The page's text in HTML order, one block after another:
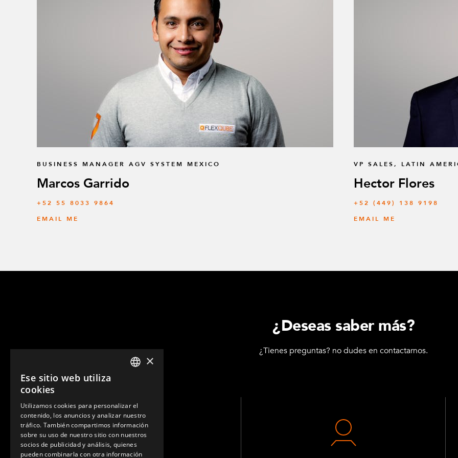
BUSINESS MANAGER AGV SYSTEM MEXICO
Marcos Garrido
+52 55 8033 9864
EMAIL ME
VP SALES, LATIN
Hector Flores
+52 (449) 138 9198
EMAIL ME
¿Deseas saber más?
¿Tienes preguntas? no dudes en contactarnos.
×
Ese sitio web utiliza
cookies
Utilizamos cookies para personalizar el
contenido, los anuncios y analizar nuestro
tráfico. También compartimos información
sobre su uso de nuestro sitio con nuestros
socios de publicidad y análisis, quienes
pueden combinarla con otra información